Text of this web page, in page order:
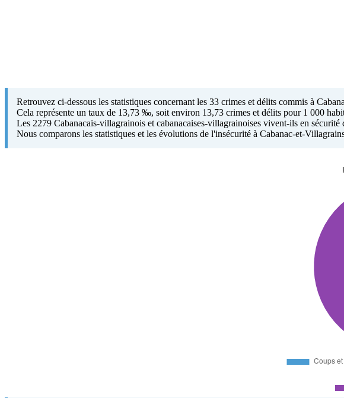
Retrouvez ci-dessous les statistiques concernant les 33 crimes et délits commis à
Cela représente un taux de 13,73 ‰, soit environ 13,73 crimes et délits pour 1 000
Les 2279 Cabanacais-villagrainois et cabanacaises-villagrainoises vivent-ils en sécurité
Nous comparons les statistiques et les évolutions de l'insécurité à Cabanac-et-